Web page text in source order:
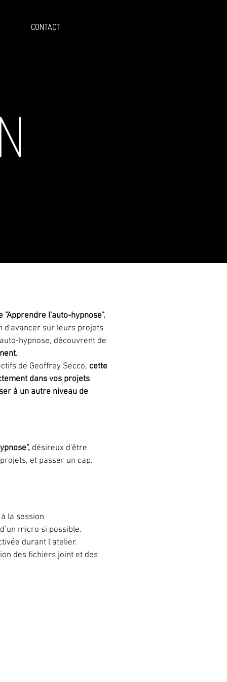
CONTACT
"Apprendre l'auto-hypnose".
d'avancer sur leurs projets
hypnose, découvrent de
de Geoffrey Secco, cette
dans vos projets
à un autre niveau de
désireux d'être
et passer un cap.
la session
micro si possible.
durant l’atelier.
des fichiers joint et des